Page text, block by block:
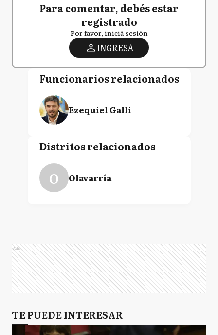
Para comentar, debés estar
registrado
Por favor, iniciá sesión
INGRESA
Funcionarios relacionados
Ezequiel Galli
Distritos relacionados
O Olavarría
Ads
TE PUEDE INTERESAR